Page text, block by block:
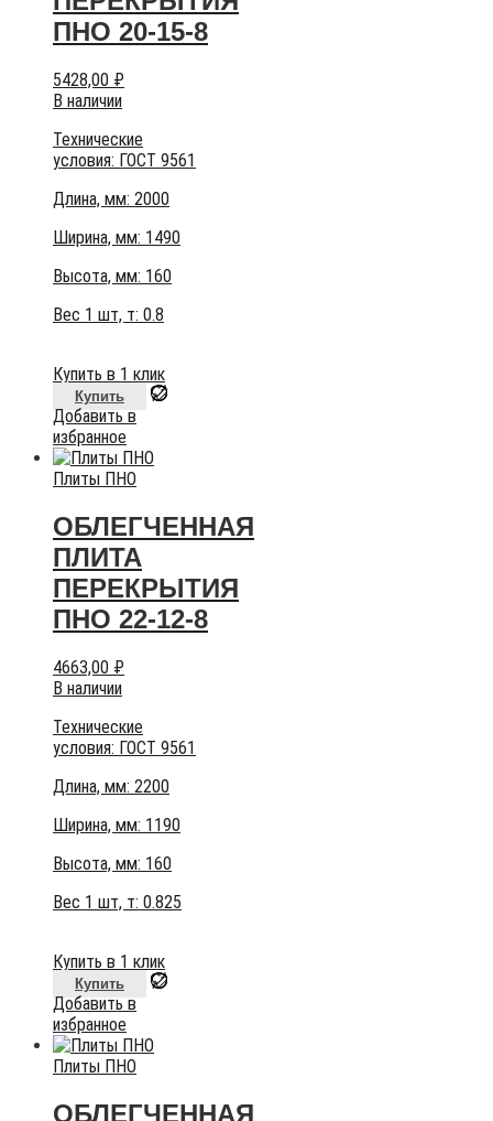
ПНО 20-15-8
5428,00 ₽
В наличии
Технические
условия: ГОСТ 9561
Длина, мм: 2000
Ширина, мм: 1490
Высота, мм: 160
Вес 1 шт, т: 0.8
Купить в 1 клик
Купить
Добавить в
избранное
Плиты ПНО
ОБЛЕГЧЕННАЯ
ПЛИТА
ПЕРЕКРЫТИЯ
ПНО 22-12-8
4663,00 ₽
В наличии
Технические
условия: ГОСТ 9561
Длина, мм: 2200
Ширина, мм: 1190
Высота, мм: 160
Вес 1 шт, т: 0.825
Купить в 1 клик
Купить
Добавить в
избранное
Плиты ПНО
ОБЛЕГЧЕННАЯ